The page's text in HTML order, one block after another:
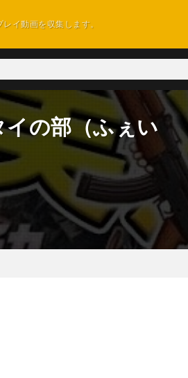
イ動画を収集します。
イの部（ふぇい